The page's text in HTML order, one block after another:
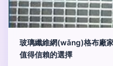
玻璃纖維網(wǎng)格布廠
值得信賴的選擇